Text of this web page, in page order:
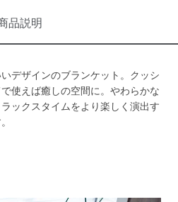
品説明
デザインのブランケット。クッシ
使えば癒しの空間に。やわらかな
ックスタイムをより楽しく演出す